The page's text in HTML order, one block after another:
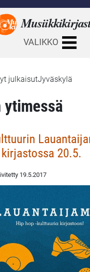
VALIKKO
julkaisutJyväskylä
20.5.
19.5.2017